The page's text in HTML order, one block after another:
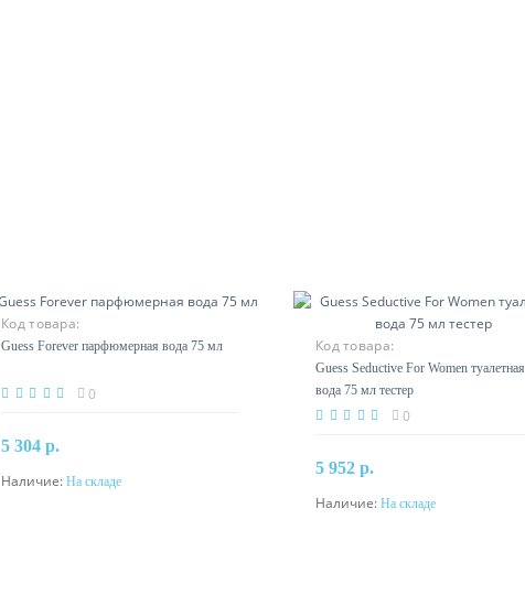
Код товара:
Guess Forever парфюмерная вода 75 мл
0
5 304 р.
В корзину
Наличие: На складе
Код товара:
Guess Seductive For Women туалетная
вода 75 мл тестер
0
5 952 р.
В корзину
Наличие: На складе